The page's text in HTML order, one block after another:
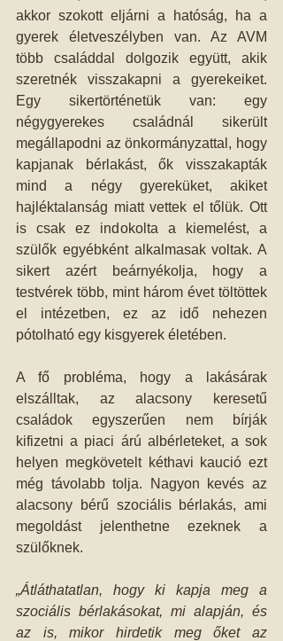
akkor szokott eljárni a hatóság, ha a
gyerek életveszélyben van. Az AVM
több családdal dolgozik együtt, akik
szeretnék visszakapni a gyerekeiket.
Egy sikertörténetük van: egy
négygyerekes családnál sikerült
megállapodni az önkormányzattal, hogy
kapjanak bérlakást, ők visszakapták
mind a négy gyereküket, akiket
hajléktalanság miatt vettek el tőlük. Ott
is csak ez indokolta a kiemelést, a
szülők egyébként alkalmasak voltak. A
sikert azért beárnyékolja, hogy a
testvérek több, mint három évet töltöttek
el intézetben, ez az idő nehezen
pótolható egy kisgyerek életében.
A fő probléma, hogy a lakásárak
elszálltak, az alacsony keresetű
családok egyszerűen nem bírják
kifizetni a piaci árú albérleteket, a sok
helyen megkövetelt kéthavi kaució ezt
még távolabb tolja. Nagyon kevés az
alacsony bérű szociális bérlakás, ami
megoldást jelenthetne ezeknek a
szülőknek.
„Átláthatatlan, hogy ki kapja meg a
szociális bérlakásokat, mi alapján, és
az is, mikor hirdetik meg őket az